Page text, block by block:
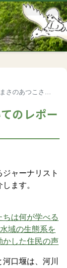
あつこさん）
のレポー
ャーナリスト
ます。
は何が学べる
域の生態系を
かした住民の声
口堰は、河川